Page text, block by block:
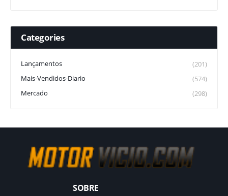
Categories
Lançamentos
(201)
Mais-Vendidos-Diario
(574)
Mercado
(298)
SOBRE